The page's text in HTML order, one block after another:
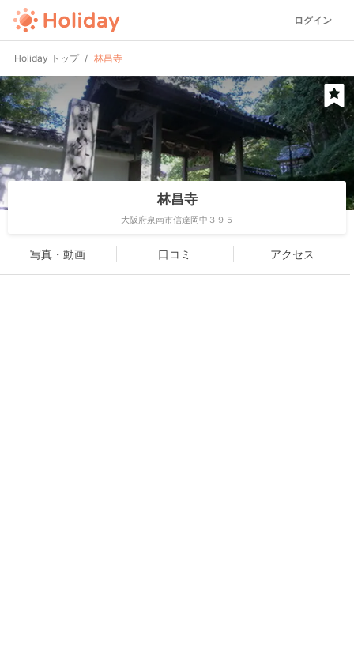
ログイン
Holiday トップ 林昌寺
林昌寺
大阪府泉南市信達岡中３９５
写真・動画 口コミ アクセス